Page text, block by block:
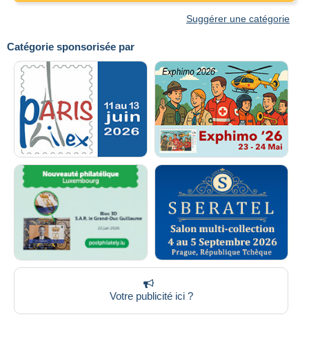
Catégorie sponsorisée par
Votre publicité ici ?
Suggérer une catégorie